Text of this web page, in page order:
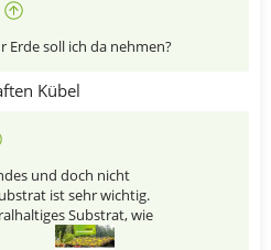
Erde soll ich da nehmen?
Kübel
und doch nicht
ist sehr wichtig.
Substrat, wie